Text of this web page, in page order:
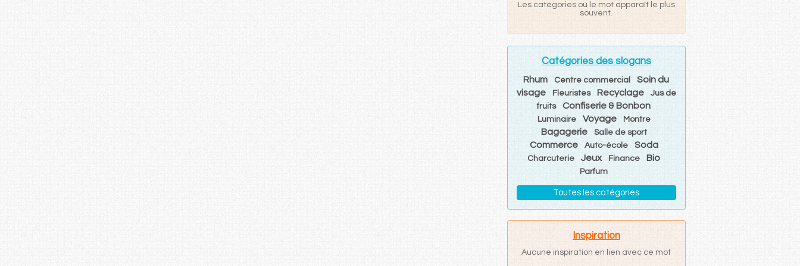
Les catégories où le mot apparaît le plus
souvent.
Catégories des slogans
Rhum Centre commercial
Soin du
visage
Fleuristes Recyclage
Jus de
fruits
Confiserie & Bonbon
Luminaire Voyage Montre
Bagagerie Salle de sport
Commerce Auto-école Soda
Charcuterie Jeux Finance Bio
Parfum
Toutes les catégories
Inspiration
Aucune inspiration en lien avec ce mot